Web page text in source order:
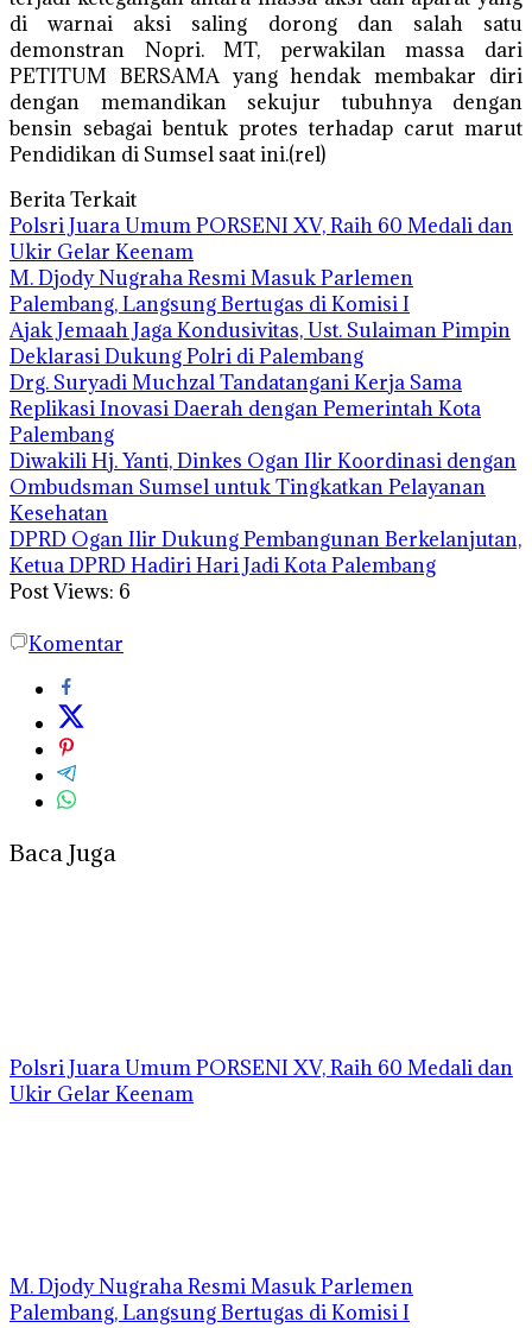
di warnai aksi saling dorong dan salah satu
demonstran Nopri. MT, perwakilan massa dari
PETITUM BERSAMA yang hendak membakar diri
dengan memandikan sekujur tubuhnya dengan
bensin sebagai bentuk protes terhadap carut marut
Pendidikan di Sumsel saat ini.(rel)
Berita Terkait
Polsri Juara Umum PORSENI XV, Raih 60 Medali dan
Ukir Gelar Keenam
M. Djody Nugraha Resmi Masuk Parlemen
Palembang, Langsung Bertugas di Komisi I
Ajak Jemaah Jaga Kondusivitas, Ust. Sulaiman Pimpin
Deklarasi Dukung Polri di Palembang
Drg. Suryadi Muchzal Tandatangani Kerja Sama
Replikasi Inovasi Daerah dengan Pemerintah Kota
Palembang
Diwakili Hj. Yanti, Dinkes Ogan Ilir Koordinasi dengan
Ombudsman Sumsel untuk Tingkatkan Pelayanan
Kesehatan
DPRD Ogan Ilir Dukung Pembangunan Berkelanjutan,
Ketua DPRD Hadiri Hari Jadi Kota Palembang
Post Views: 6
Komentar
Baca Juga
Polsri Juara Umum PORSENI XV, Raih 60 Medali dan
Ukir Gelar Keenam
M. Djody Nugraha Resmi Masuk Parlemen
Palembang, Langsung Bertugas di Komisi I